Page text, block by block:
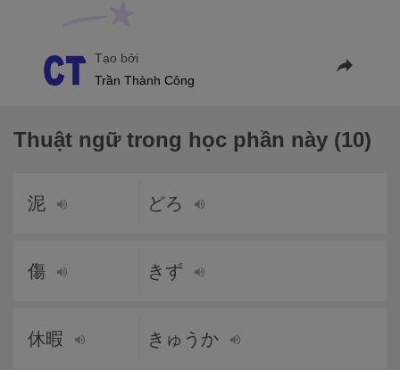
Tạo bởi
Trần Thành Công
Thuật ngữ trong học phần này (10)
泥 どろ
傷 きず
休暇 きゅうか